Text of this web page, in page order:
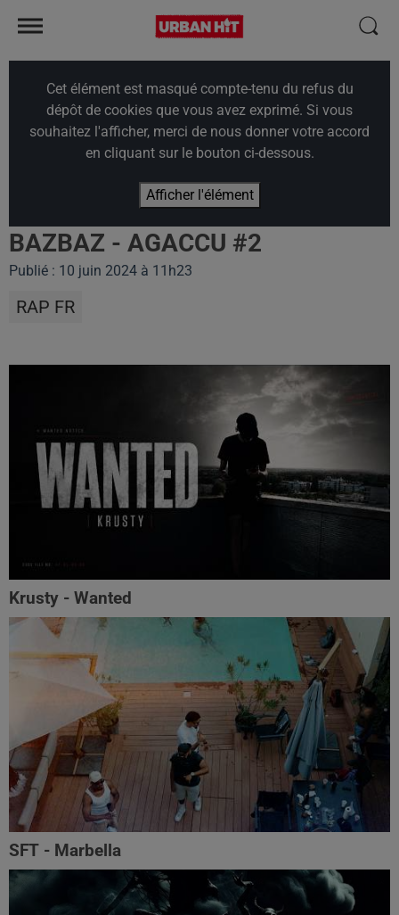
Cet élément est masqué compte-tenu du refus du
dépôt de cookies que vous avez exprimé. Si vous
souhaitez l'afficher, merci de nous donner votre accord
en cliquant sur le bouton ci-dessous.
Afficher l'élément
BAZBAZ - AGACCU #2
Publié : 10 juin 2024 à 11h23
RAP FR
Krusty - Wanted
SFT - Marbella